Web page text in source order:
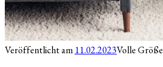
Veröffentlicht am 11.02.2023Volle Größe